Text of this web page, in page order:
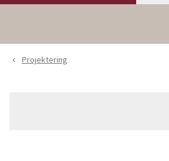
navigate_before Projektering